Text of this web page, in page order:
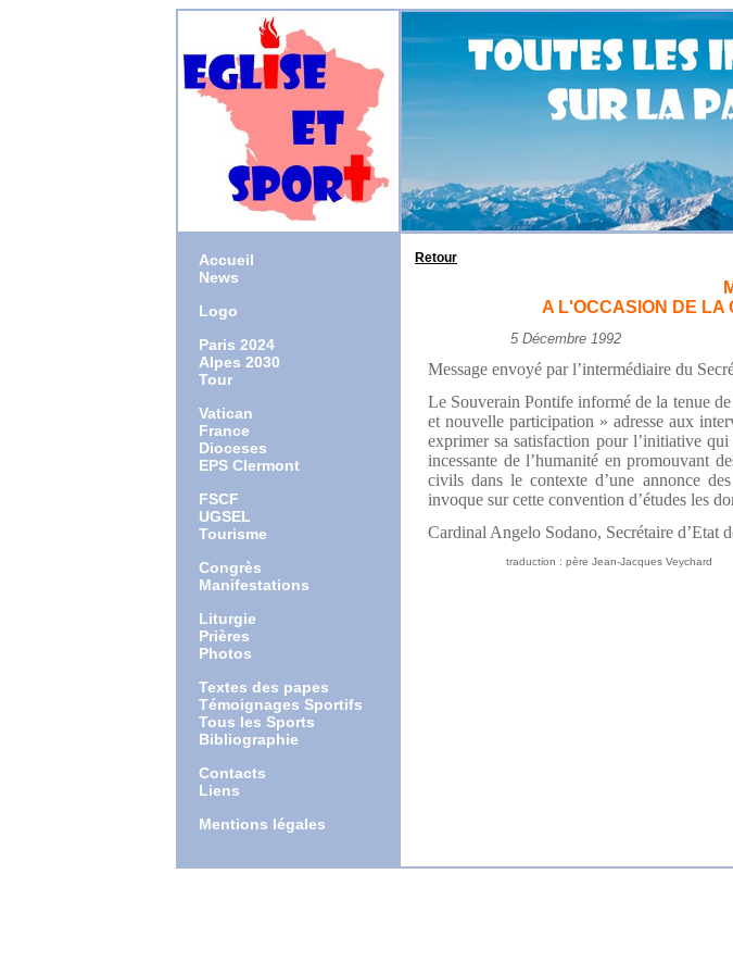
Accueil
News
Logo
Paris 2024
Alpes 2030
Tour
Vatican
France
Dioceses
EPS Clermont
FSCF
UGSEL
Tourisme
Congrès
Manifestations
Liturgie
Prières
Photos
Textes des papes
Témoignages Sportifs
Tous les Sports
Bibliographie
Contacts
Liens
Mentions légales
Retour
A L'OCCASION DE LA
5 Décembre 1992
Message envoyé par l’intermédiaire du
Le Souverain Pontife informé de la tenue
et nouvelle participation » adresse aux
exprimer sa satisfaction pour l’initiative
incessante de l’humanité en promouvant
civils dans le contexte d’une annonce
invoque sur cette convention d’études les
Cardinal Angelo Sodano, Secrétaire d’Etat
traduction : père Jean-Jacques Veychard